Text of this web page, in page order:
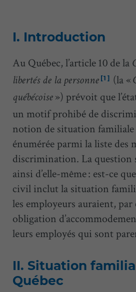
I. Introduction
Au Québec, l’article 10 de la
libertés de la personne [1] (la «
québécoise ») prévoit que
un motif prohibé de
notion de situation familiale
énumérée parmi la liste des
discrimination. La question
ainsi d’elle-même : est-ce
civil inclut la situation
les employeurs auraient, par
obligation
leurs employés qui sont
II. Situation
Québec